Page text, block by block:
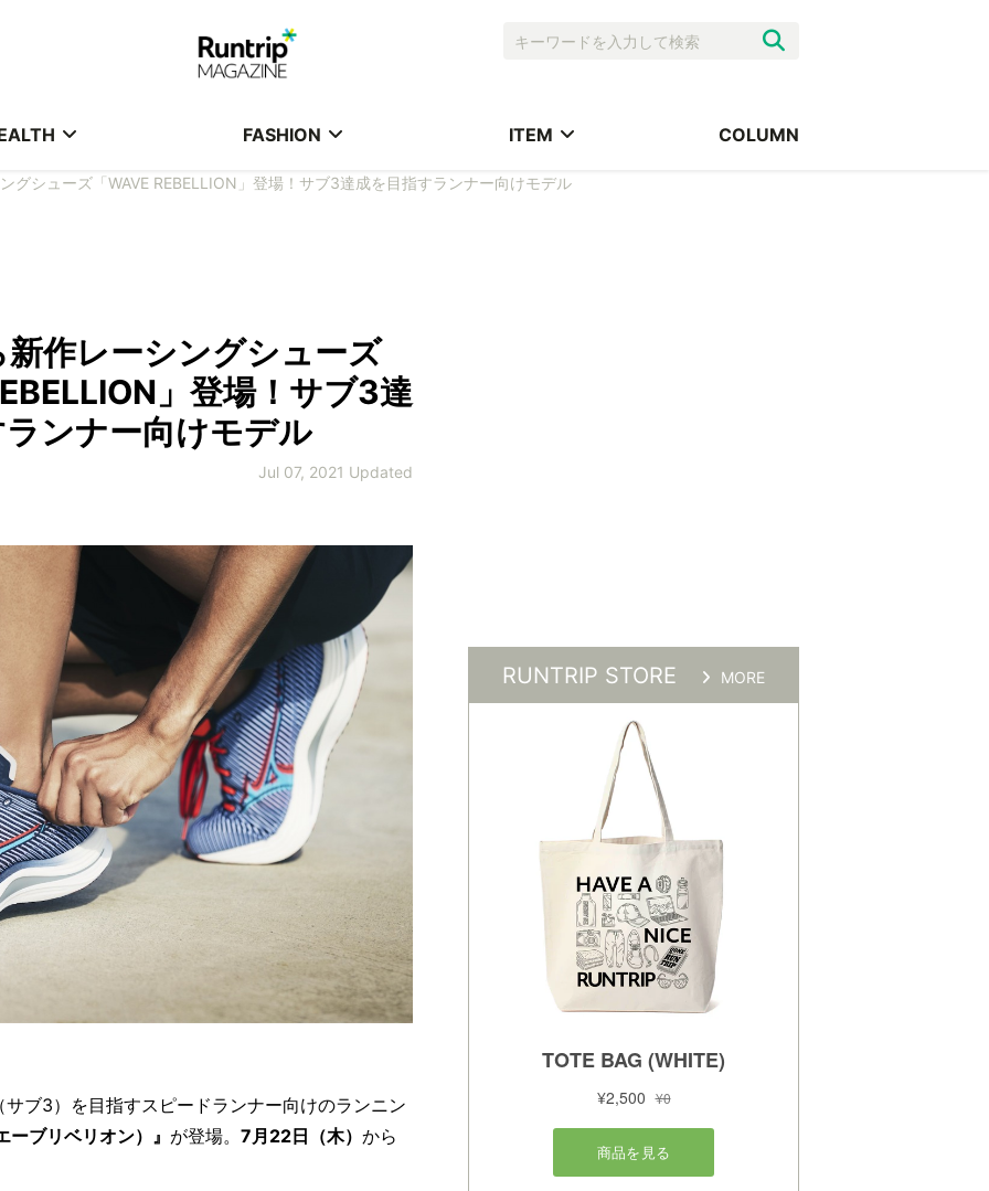
FASHION ITEM COLUMN
グシューズ「WAVE REBELLION」登場！サブ3達成を目指すランナー向けモデル
作レーシングシューズ
」登場！サブ3達
ンナー向けモデル
Jul 07, 2021 Updated
ブ3）を目指すスピードランナー向けのランニン
ブリベリオン）』 が登場。 7月22日（木） から
RUNTRIP STORE MORE